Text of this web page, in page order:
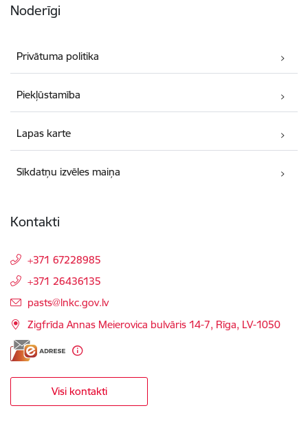
Noderīgi
Privātuma politika
Piekļūstamība
Lapas karte
Sīkdatņu izvēles maiņa
Kontakti
+371 67228985
+371 26436135
E-pasts:
pasts@lnkc.gov.lv
Zigfrīda Annas Meierovica bulvāris 14-7, Rīga, LV-1050
Visi kontakti